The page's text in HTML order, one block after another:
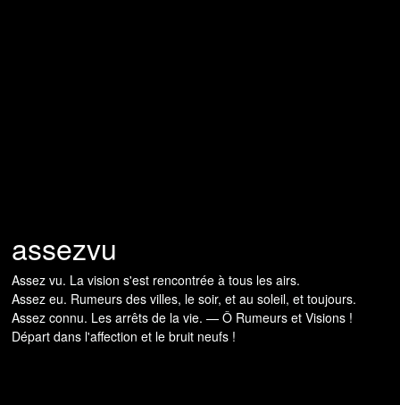
assezvu
Assez vu. La vision s'est rencontrée à tous les airs.
Assez eu. Rumeurs des villes, le soir, et au soleil, et toujours.
Assez connu. Les arrêts de la vie. — Ô Rumeurs et Visions !
Départ dans l'affection et le bruit neufs !